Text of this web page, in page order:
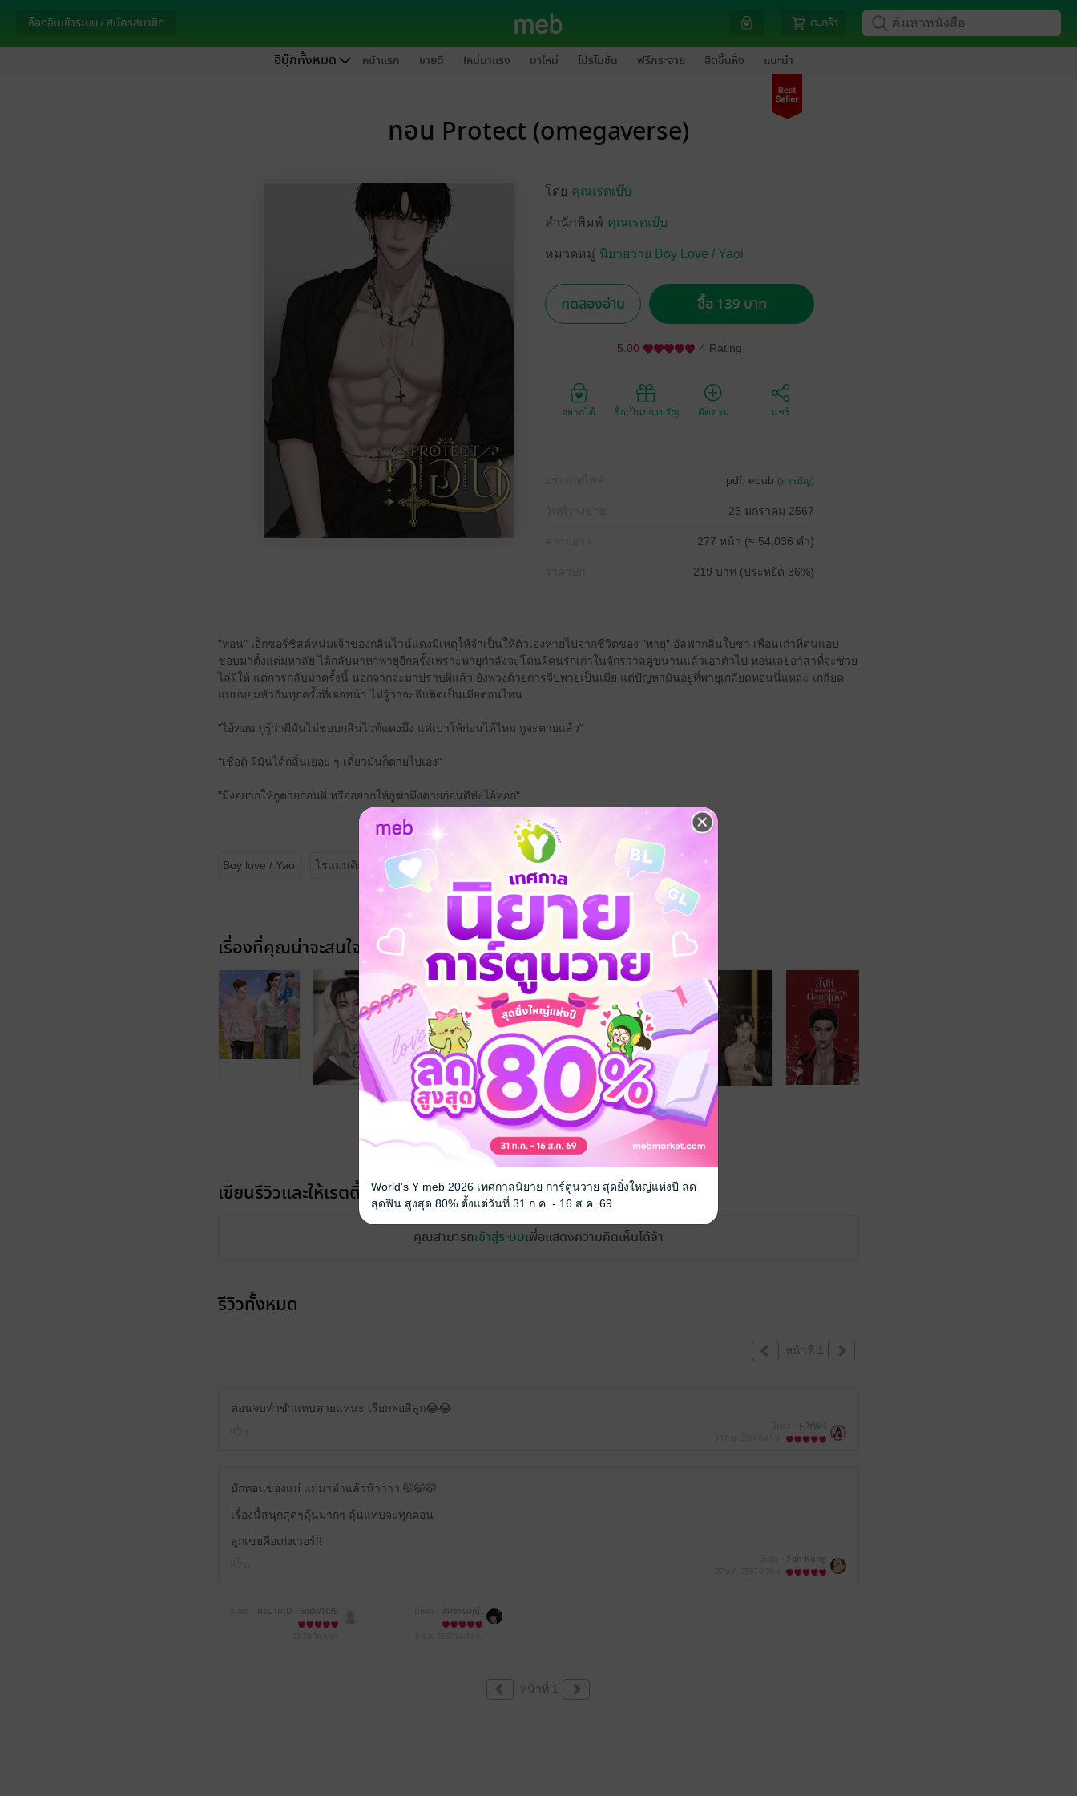
ล็อกอินเข้าระบบ / สมัครสมาชิก ตะกร้า
อีบุ๊กทั้งหมด หน้าแรก ขายดี ใหม่มาแรง มาใหม่ โปรโมชัน ฟรีกระจาย ฮิตขึ้นหิ้ง แนะนำ
ทอน Protect (omegaverse)
โดย คุณเรดเบ๊บ
สำนักพิมพ์ คุณเรดเบ๊บ
หมวดหมู่ นิยายวาย Boy Love / Yaoi
ทดลองอ่าน ซื้อ 139 บาท
5.00 4 Rating
อยากได้ ซื้อเป็นของขวัญ ติดตาม แชร์
pdf, epub (สารบัญ)
26 มกราคม 2567
277 หน้า (≈ 54,036 คำ)
219 บาท (ประหยัด 36%)
"ทอน" เอ็กซอร์ซิสต์หนุ่มเจ้าของกลิ่นไวน์แดงมีเหตุให้จำเป็นให้ตัวเองหายไปจากชีวิตของ "พายุ" อัลฟ่ากลิ่นใบชา เพื่อนเก่าที่ตนแอบ
ชอบมาตั้งแต่มหาลัย ได้กลับมาหาพายุอีกครั้งเพราะพายุกำลังจะโดนผีคนรักเก่าในจักรวาลคู่ขนานแล้วเอาตัวไป ทอนเลยอาสาที่จะช่วย
ไล่ผีให้ แต่การกลับมาครั้งนี้ นอกจากจะมาปราบผีแล้ว ยังพ่วงด้วยการจีบพายุเป็นเมีย แต่ปัญหามันอยู่ที่พายุเกลียดทอนนี่แหละ เกลียด
แบบหยุมหัวกันทุกครั้งที่เจอหน้า ไม่รู้ว่าจะจีบติดเป็นเมียตอนไหน
"ไอ้ทอน กูรู้ว่าผีมันไม่ชอบกลิ่นไวท์แดงมึง แต่เบาให้ก่อนได้ไหม กูจะตายแล้ว"
"เชื่อดิ ผีมันได้กลิ่นเยอะ ๆ เดี๋ยวมันก็ตายไปเอง"
"มึงอยากให้กูตายก่อนผี หรืออยากให้กูฆ่ามึงตายก่อนดีห๊ะไอ้หอก"
Boy love / Yaoi โรแมนติก แฟนตาซี omegaverse
เรื่องที่คุณน่าจะสนใจ
เขียนรีวิวและให้เรตติ้ง
คุณสามารถเข้าสู่ระบบเพื่อแสดงความคิดเห็นได้จ้า
รีวิวทั้งหมด
หน้าที่ 1
ตอนจบทำขำแทบตายแหนะ เรียกพ่อสิลูก😂😂
[-RYW-]
บักทอนของแม่ แม่มาตำแล้วน้าาาา 🤭🤭🤭
เรื่องนี้สนุกสุดๆลุ้นมากๆ ลุ้นแทบจะทุกตอน
ลูกเขยคือเก่งเวอร์!!
Fah Kung
นิรนามID : 6ddw1t39
90
สมอารมณ์.
หน้าที่ 1
World's Y meb 2026 เทศกาลนิยาย การ์ตูนวาย สุดยิ่งใหญ่แห่งปี ลด
สุดฟิน สูงสุด 80% ตั้งแต่วันที่ 31 ก.ค. - 16 ส.ค. 69